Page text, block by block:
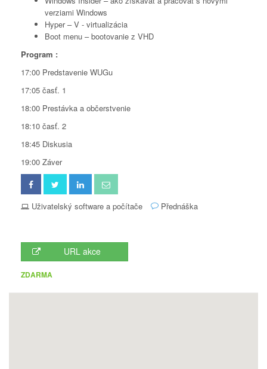
verziami Windows
Hyper – V - virtualizácia
Boot menu – bootovanie z VHD
Program :
17:00 Predstavenie WUGu
17:05 časť. 1
18:00 Prestávka a občerstvenie
18:10 časť. 2
18:45 Diskusia
19:00 Záver
Uživatelský software a počítače Přednáška
URL akce
ZDARMA